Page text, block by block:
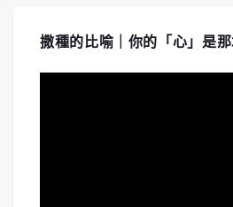
撒種的比喻｜你的「心」是